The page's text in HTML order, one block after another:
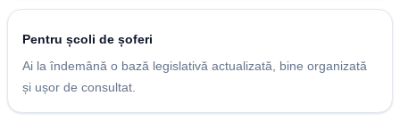
Pentru școli de șoferi
Ai la îndemână o bază legislativă actualizată, bine organizată
și ușor de consultat.